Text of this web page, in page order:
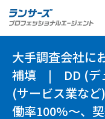
大手調査会社に
補填 | DD (
(サービス業な
働率100%～、